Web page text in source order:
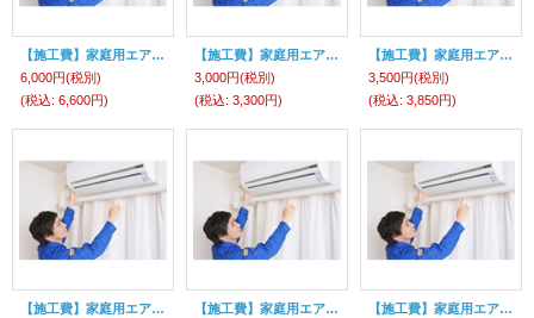
【施工費】家庭用エアコン（5.0KW以上のエアコン（２分４分配管使用））
6,000円(税別)
(税込: 6,600円)
【施工費】家庭用エアコン（2分3部配管延長料金１ｍにつき ）
3,000円(税別)
(税込: 3,300円)
【施工費】家庭用エアコン（2分4部配管延長料金１ｍにつき）
3,500円(税別)
(税込: 3,850円)
【施工費】家庭用エアコン（隠蔽配管設置工事 先行配管・ユニオン部材含む）
【施工費】家庭用エアコン（たて桟金具使用料金 室内機）
【施工費】家庭用エアコン（クーラースリーブ ）